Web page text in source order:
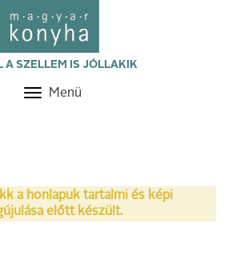
A SZELLEM IS JÓLLAKIK
Toggle
Menü
a honlapuk tartalmi és képi
előtt készült.